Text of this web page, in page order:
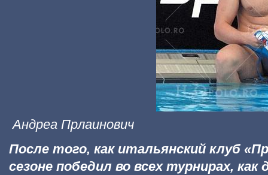
Андреа Прлаинович
После того, как итальянский клуб
сезоне победил во всех турнирах, как